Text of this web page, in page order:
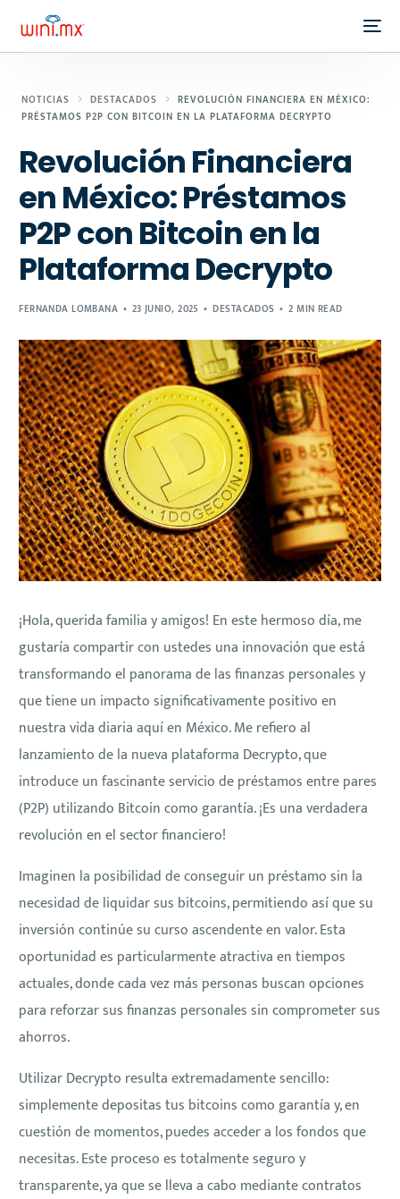
NOTICIAS DESTACADOS
REVOLUCIÓN FINANCIERA EN MÉXICO:
PRÉSTAMOS P2P CON BITCOIN EN LA PLATAFORMA DECRYPTO
Revolución Financiera
en México: Préstamos
P2P con Bitcoin en la
Plataforma Decrypto
FERNANDA LOMBANA 23 JUNIO, 2025 DESTACADOS 2 MIN READ
¡Hola, querida familia y amigos! En este hermoso día, me
gustaría compartir con ustedes una innovación que está
transformando el panorama de las finanzas personales y
que tiene un impacto significativamente positivo en
nuestra vida diaria aquí en México. Me refiero al
lanzamiento de la nueva plataforma Decrypto, que
introduce un fascinante servicio de préstamos entre pares
(P2P) utilizando Bitcoin como garantía. ¡Es una verdadera
revolución en el sector financiero!
Imaginen la posibilidad de conseguir un préstamo sin la
necesidad de liquidar sus bitcoins, permitiendo así que su
inversión continúe su curso ascendente en valor. Esta
oportunidad es particularmente atractiva en tiempos
actuales, donde cada vez más personas buscan opciones
para reforzar sus finanzas personales sin comprometer sus
ahorros.
Utilizar Decrypto resulta extremadamente sencillo:
simplemente depositas tus bitcoins como garantía y, en
cuestión de momentos, puedes acceder a los fondos que
necesitas. Este proceso es totalmente seguro y
transparente, ya que se lleva a cabo mediante contratos